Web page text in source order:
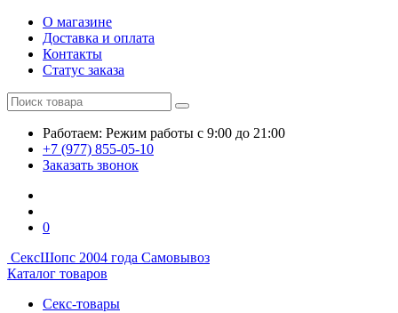
О магазине
Доставка и оплата
Контакты
Статус заказа
Работаем: Режим работы с 9:00 до 21:00
+7 (977) 855-05-10
Заказать звонок
0
СексШопс 2004 года Самовывоз
Каталог товаров
Секс-товары